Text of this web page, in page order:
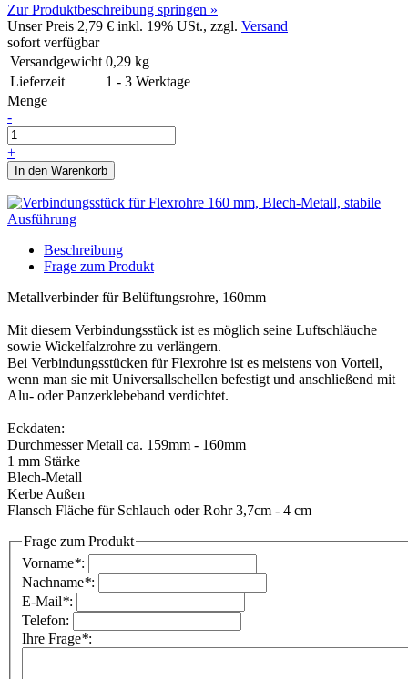
Zur Produktbeschreibung springen »
Unser Preis 2,79 € inkl. 19% USt., zzgl. Versand
sofort verfügbar
Versandgewicht 0,29 kg
Lieferzeit
1 - 3 Werktage
Menge
-
+
In den Warenkorb
Beschreibung
Frage zum Produkt
Metallverbinder für Belüftungsrohre, 160mm
Mit diesem Verbindungsstück ist es möglich seine Luftschläuche
sowie Wickelfalzrohre zu verlängern.
Bei Verbindungsstücken für Flexrohre ist es meistens von Vorteil,
wenn man sie mit Universallschellen befestigt und anschließend mit
Alu- oder Panzerklebeband verdichtet.
Eckdaten:
Durchmesser Metall ca. 159mm - 160mm
1 mm Stärke
Blech-Metall
Kerbe Außen
Flansch Fläche für Schlauch oder Rohr 3,7cm - 4 cm
Frage zum Produkt
Vorname*:
Nachname*:
E-Mail*:
Telefon:
Ihre Frage*: